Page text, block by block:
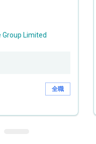
Group Limited
全職